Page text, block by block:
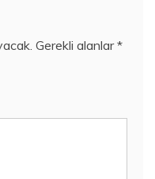
Gerekli alanlar*